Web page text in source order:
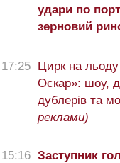
удари по
зерновий
17:25 Цирк на
Оскар»: шоу,
дублерів та
реклами)
15:16 Заступник